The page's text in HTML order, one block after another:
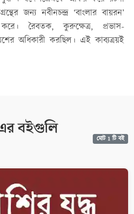
জন্য নবীনচন্দ্র ‘বাংলার বায়রন’
রৈবতক, কুরুক্ষেত্র, প্রভাস-
অধিকারী করছিল। এই কাব্যত্রয়ই
বইগুলি মোট 1 টি বই